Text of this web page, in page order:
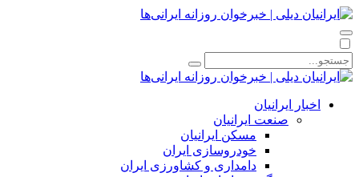
اخبار ایرانیان
صنعت ایرانیان
مسکن ایرانیان
خودروسازی ایران
دامداری و کشاورزی ایران